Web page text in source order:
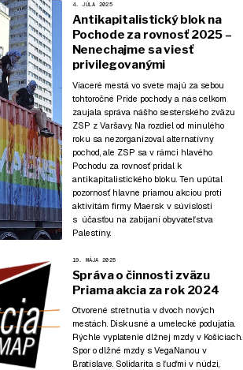
4. JÚLA 2025
Antikapitalistický blok na
Pochode za rovnosť 2025 –
Nenechajme sa viesť
privilegovanými
Viaceré mestá vo svete majú za sebou
tohtoročné Pride pochody a nás celkom
zaujala správa nášho sesterského zväzu
ZSP z Varšavy. Na rozdiel od minulého
roku sa nezorganizoval alternatívny
pochod , ale ZSP sa v rámci hlavého
Pochodu za rovnosť pridal k
antikapitalistického bloku. Ten upútal
pozornosť hlavne priamou akciou proti
aktivitám firmy Maersk v súvislosti
s účasťou na zabíjaní obyvateľstva
Palestíny.
19. MÁJA 2025
Správa o činnosti zväzu
Priama akcia za rok 2024
Otvorené stretnutia v dvoch nových
mestách. Diskusné a umelecké podujatia.
Rýchle vyplatenie dlžnej mzdy v Košiciach.
Spor o dlžné mzdy s VegaNanou v
Bratislave. Solidarita s ľuďmi v núdzi,